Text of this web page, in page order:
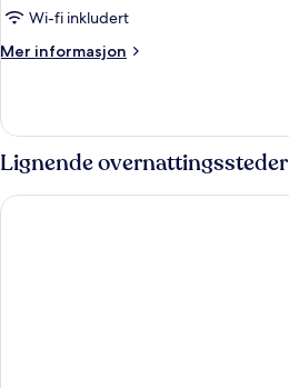
Wi-fi inkludert
Mer informasjon
Mer
–
Lignende overnattingssteder
Good Morning + Berlin City East